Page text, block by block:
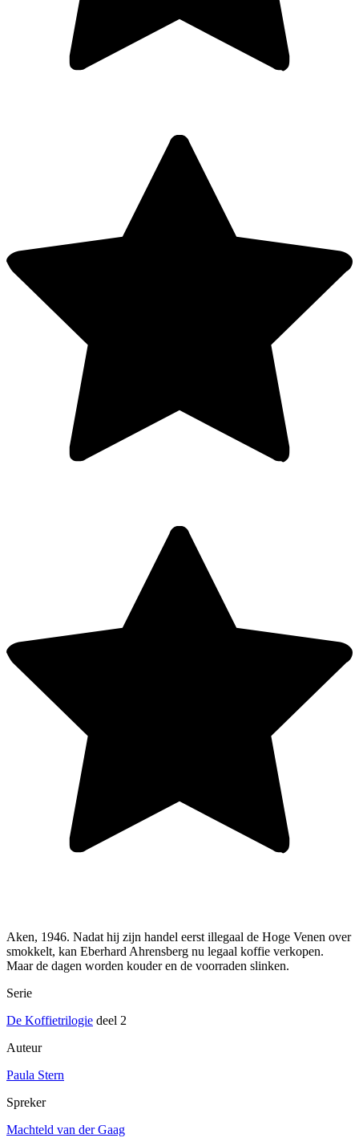
Aken, 1946. Nadat hij zijn handel eerst illegaal de Hoge Venen over
smokkelt, kan Eberhard Ahrensberg nu legaal koffie verkopen.
Maar de dagen worden kouder en de voorraden slinken.
Serie
De Koffietrilogie deel 2
Auteur
Paula Stern
Spreker
Machteld van der Gaag